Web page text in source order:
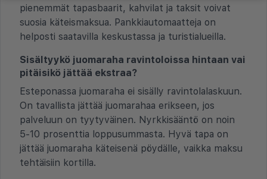
pienemmät tapasbaarit, kahvilat ja taksit voivat
suosia käteismaksua. Pankkiautomaatteja on
helposti saatavilla keskustassa ja turistialueilla.
Sisältyykö juomaraha ravintoloissa hintaan vai
pitäisikö jättää ekstraa?
Esteponassa juomaraha ei sisälly ravintolalaskuun.
On tavallista jättää juomarahaa erikseen, jos
palveluun on tyytyväinen. Nyrkkisääntö on noin
5-10 prosenttia loppusummasta. Hyvä tapa on
jättää juomaraha käteisenä pöydälle, vaikka maksu
tehtäisiin kortilla.